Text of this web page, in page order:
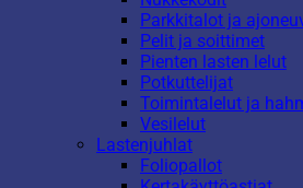
Parkkitalot ja
Pelit ja soittimet
Pienten lasten lelut
Potkuttelijat
Toimintalelut ja
Vesilelut
Lastenjuhlat
Foliopallot